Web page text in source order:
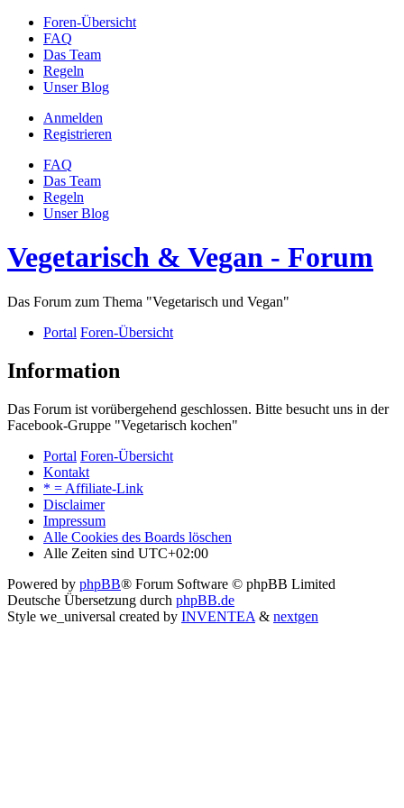
Foren-Übersicht
FAQ
Das Team
Regeln
Unser Blog
Anmelden
Registrieren
FAQ
Das Team
Regeln
Unser Blog
Vegetarisch & Vegan - Forum
Das Forum zum Thema "Vegetarisch und Vegan"
Portal Foren-Übersicht
Information
Das Forum ist vorübergehend geschlossen. Bitte besucht uns in der
Facebook-Gruppe "Vegetarisch kochen"
Portal Foren-Übersicht
Kontakt
* = Affiliate-Link
Disclaimer
Impressum
Alle Cookies des Boards löschen
Alle Zeiten sind UTC+02:00
Powered by phpBB® Forum Software © phpBB Limited
Deutsche Übersetzung durch phpBB.de
Style we_universal created by INVENTEA & nextgen